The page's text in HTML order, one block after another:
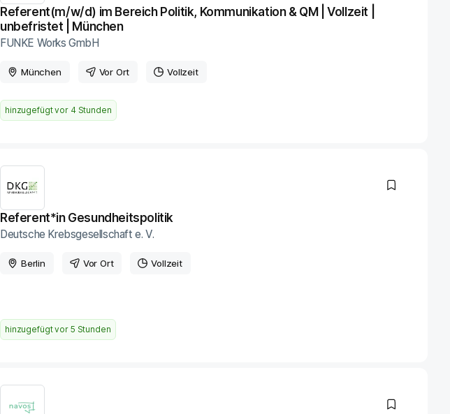
Referent(m/w/d) im Bereich Politik, Kommunikation & QM | Vollzeit |
unbefristet | München
FUNKE Works GmbH
München Vor Ort Vollzeit
hinzugefügt vor 4 Stunden
Referent*in Gesundheitspolitik
Deutsche Krebsgesellschaft e. V.
Berlin Vor Ort Vollzeit
hinzugefügt vor 5 Stunden